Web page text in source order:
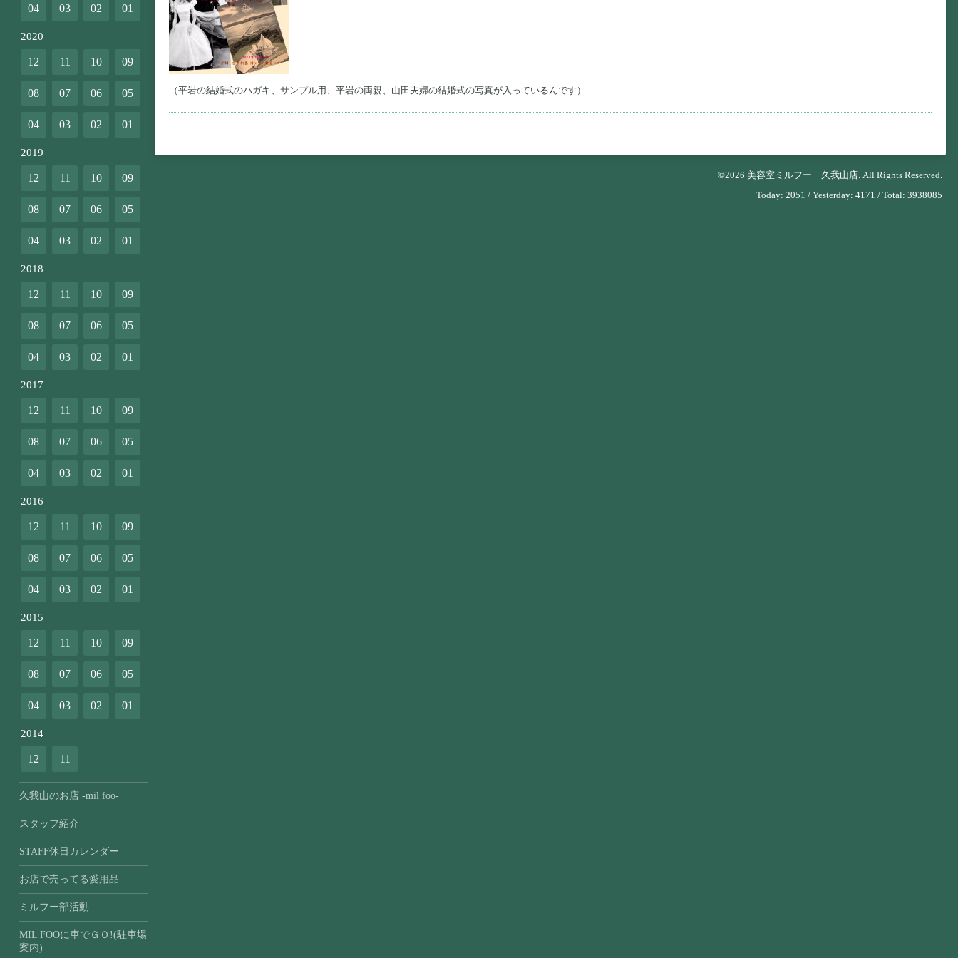
（平岩の結婚式のハガキ、サンプル用、平岩の両親、山田夫婦の結婚式の写真が入っているんです）
©2026 美容室ミルフー 久我山店 . All Rights Reserved.
Today: 2051 / Yesterday: 4171 / Total: 3938085
04 03 02 01
2020
12 11 10 09
08 07 06 05
04 03 02 01
2019
12 11 10 09
08 07 06 05
04 03 02 01
2018
12 11 10 09
08 07 06 05
04 03 02 01
2017
12 11 10 09
08 07 06 05
04 03 02 01
2016
12 11 10 09
08 07 06 05
04 03 02 01
2015
12 11 10 09
08 07 06 05
04 03 02 01
2014
12 11
久我山のお店 -mil foo-
スタッフ紹介
STAFF休日カレンダー
お店で売ってる愛用品
ミルフー部活動
MIL FOOに車でＧＯ!(駐車場
案内)